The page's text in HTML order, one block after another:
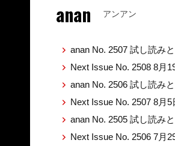
anan アンアン
anan No. 2507 試し読み
Next Issue No. 2508 8月
anan No. 2506 試し読み
Next Issue No. 2507 8月5
anan No. 2505 試し読み
Next Issue No. 2506 7月